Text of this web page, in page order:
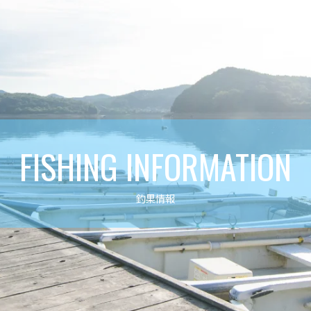
FISHING INFORMATION
釣果情報